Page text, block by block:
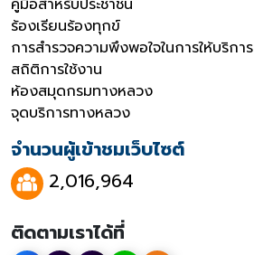
ร้องเรียนร้องทุกข์
การสำรวจความพึงพอใจในการให้บริการ
สถิติการใช้งาน
ห้องสมุดกรมทางหลวง
จุดบริการทางหลวง
จำนวนผู้เข้าชมเว็บไซต์
2,016,964
ติดตามเราได้ที่